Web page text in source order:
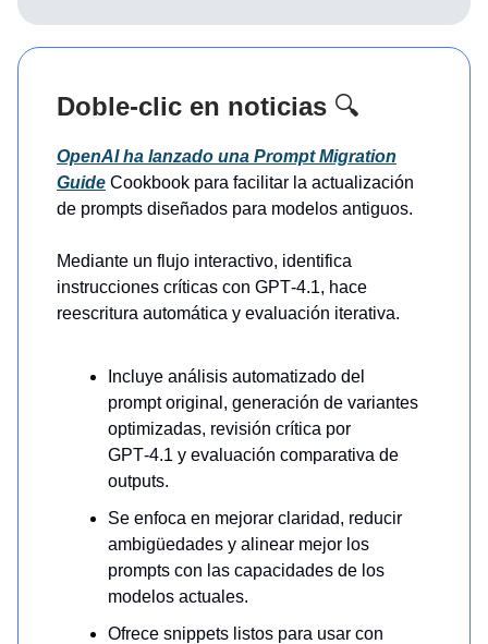
Doble-clic en noticias 🔍
OpenAI ha lanzado una Prompt Migration
Guide Cookbook para facilitar la actualización
de prompts diseñados para modelos antiguos.
Mediante un flujo interactivo, identifica
instrucciones críticas con GPT‑4.1, hace
reescritura automática y evaluación iterativa.
Incluye análisis automatizado del
prompt original, generación de variantes
optimizadas, revisión crítica por
GPT‑4.1 y evaluación comparativa de
outputs.
Se enfoca en mejorar claridad, reducir
ambigüedades y alinear mejor los
prompts con las capacidades de los
modelos actuales.
Ofrece snippets listos para usar con